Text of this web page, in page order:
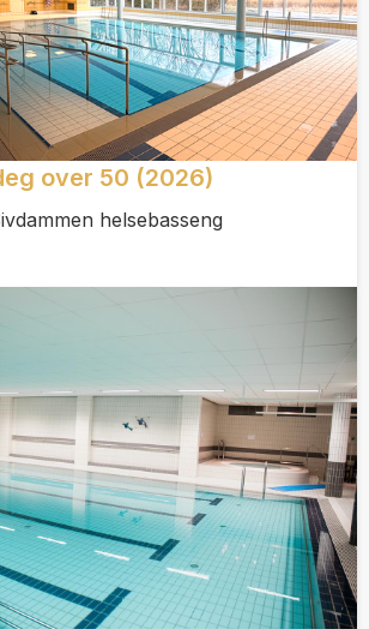
over 50 (2026)
helsebasseng